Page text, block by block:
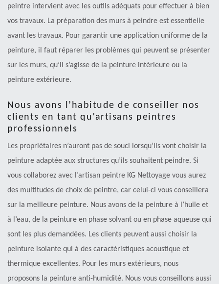
peintre intervient avec les outils adéquats pour effectuer à bien
vos travaux. La préparation des murs à peindre est essentielle
avant les travaux. Pour garantir une application uniforme de la
peinture, il faut réparer les problèmes qui peuvent se présenter
sur les murs, qu’il s’agisse de la peinture intérieure ou la
peinture extérieure.
Nous avons l’habitude de conseiller nos
clients en tant qu’artisans peintres
professionnels
Les propriétaires n’auront pas de souci lorsqu’ils vont choisir la
peinture adaptée aux structures qu’ils souhaitent peindre. Si
vous collaborez avec l’artisan peintre KG Nettoyage vous aurez
des multitudes de choix de peintre, car celui-ci vous conseillera
sur la meilleure peinture. Nous avons de la peinture à l’huile et
à l’eau, de la peinture en phase solvant ou en phase aqueuse qui
sont les plus demandées. Les clients peuvent aussi choisir la
peinture isolante qui à des caractéristiques acoustique et
thermique excellentes. Pour les murs extérieurs, nous
proposons la peinture anti-humidité. Nous vous conseillons aussi